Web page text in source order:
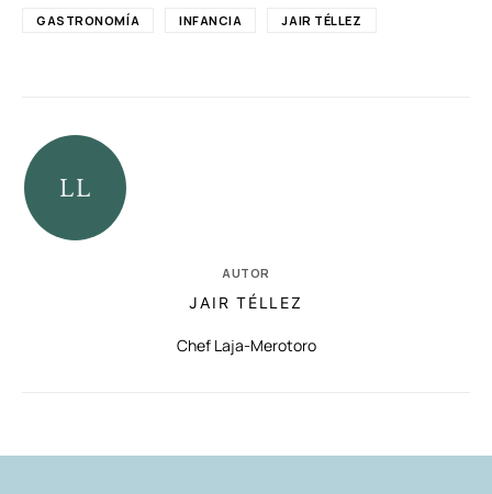
GASTRONOMÍA INFANCIA JAIR TÉLLEZ
AUTOR
JAIR TÉLLEZ
Chef Laja-Merotoro